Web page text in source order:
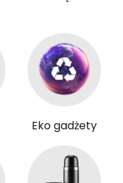
Eko gadżety